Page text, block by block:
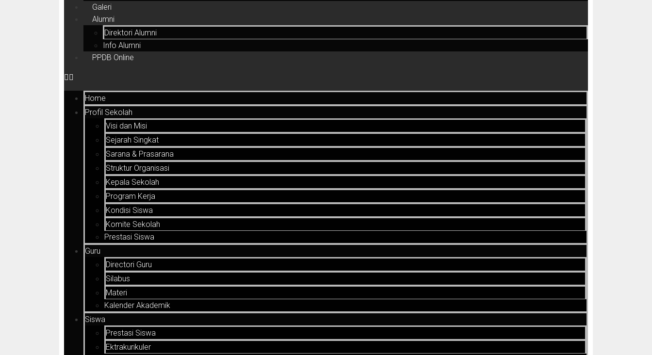
Galeri
Alumni
Direktori Alumni
Info Alumni
PPDB Online
Home
Profil Sekolah
Visi dan Misi
Sejarah Singkat
Sarana & Prasarana
Struktur Organisasi
Kepala Sekolah
Program Kerja
Kondisi Siswa
Komite Sekolah
Prestasi Siswa
Guru
Directori Guru
Silabus
Materi
Kalender Akademik
Siswa
Prestasi Siswa
Ektrakurikuler